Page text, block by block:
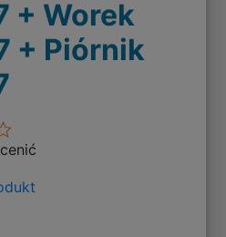
+ Worek
+ Piórnik